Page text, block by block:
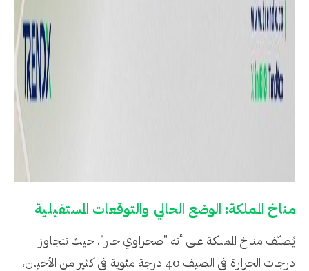
مناخ المملكة: الوضع الحالي والتوقعات المستقبلية
يُصنّف مناخ المملكة على أنه "صحراوي حار"، حيث تتجاوز
درجات الحرارة في الصيف 40 درجة مئوية في كثير من الأحيان،